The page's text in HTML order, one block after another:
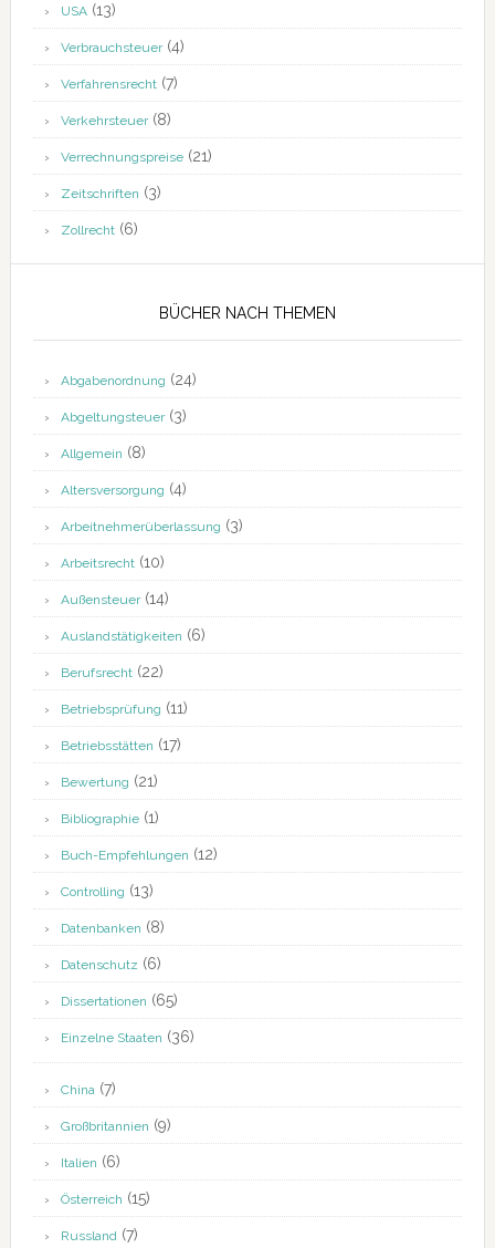
USA(13)
Verbrauchsteuer(4)
Verfahrensrecht(7)
Verkehrsteuer(8)
Verrechnungspreise(21)
Zeitschriften (3)
Zollrecht(6)
BÜCHER NACH THEMEN
Abgabenordnung (24)
Abgeltungsteuer(3)
Allgemein (8)
Altersversorgung (4)
Arbeitnehmerüberlassung (3)
Arbeitsrecht(10)
Außensteuer(14)
Auslandstätigkeiten (6)
Berufsrecht(22)
Betriebsprüfung (11)
Betriebsstätten (17)
Bewertung (21)
Bibliographie(1)
Buch-Empfehlungen (12)
Controlling (13)
Datenbanken (8)
Datenschutz (6)
Dissertationen (65)
Einzelne Staaten (36)
China(7)
Großbritannien (9)
Italien (6)
Österreich (15)
Russland(7)